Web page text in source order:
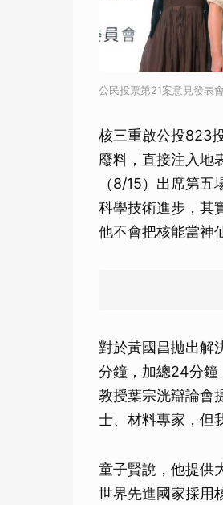
公民投票第21案意見發表
核三重啟公投823
廢料，直接注入地
（8/15）出席第
科學技術進步，其
他不會把核能當神
對於黃國昌拋出解
分鐘，加總24分鐘
教授葉宗洸辯論會
士、材料專家，但
童子賢說，他提供
世界先進國家採用